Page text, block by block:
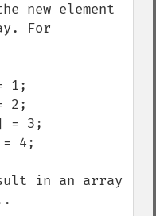
new element
For
in an array